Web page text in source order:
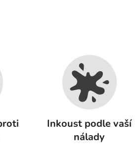
Inkoust podle vaší
nálady